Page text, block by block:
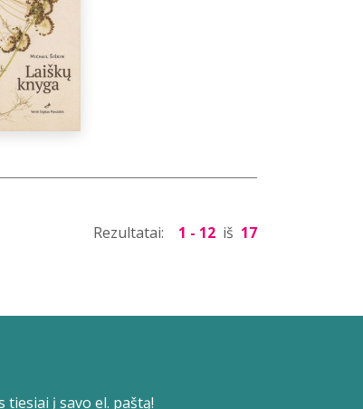
Rezultatai: 1 - 12 iš 17
į savo el. paštą!